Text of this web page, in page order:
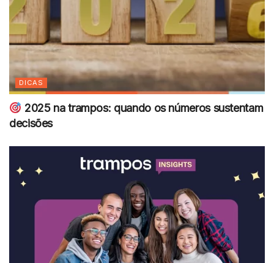
DICAS
2025 na trampos: quando os números sustentam
decisões